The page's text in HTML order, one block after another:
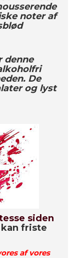
noter af
denne
De
og lyst
siden
friste
af vores